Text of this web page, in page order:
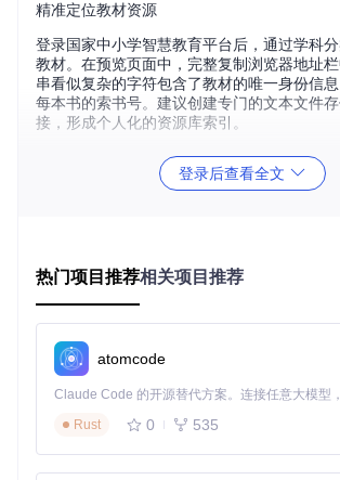
精准定位教材资源
登录国家中小学智慧教育平台后，通过学科
教材。在预览页面中，完整复制浏览器地址
串看似复杂的字符包含了教材的唯一身份信
每本书的索书号。建议创建专门的文本文件
接，形成个人化的资源库索引。
启动电子课本解析工具后，您会看到直观的操
分类筛选器：通过学科、年级、版本等维度
操作口诀："链接粘贴要规范，分类筛选细选
技术原理透视
登录后查看全文
热门项目推荐相关项目推荐
atomcode
Rust
0 535